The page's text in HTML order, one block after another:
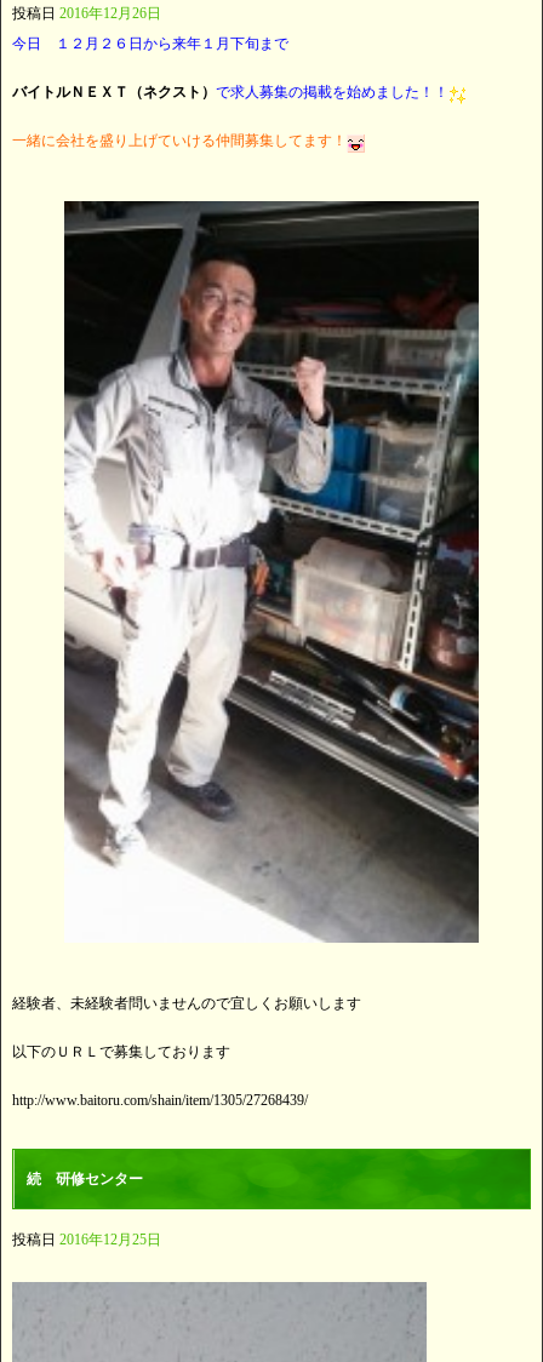
投稿日 2016年12月26日
今日 １２月２６日から来年１月下旬まで
バイトルＮＥＸＴ（ネクスト） で求人募集の掲載を始めました！！
一緒に会社を盛り上げていける仲間募集してます！
経験者、未経験者問いませんので宜しくお願いします
以下のＵＲＬで募集しております
http://www.baitoru.com/shain/item/1305/27268439/
続 研修センター
投稿日 2016年12月25日